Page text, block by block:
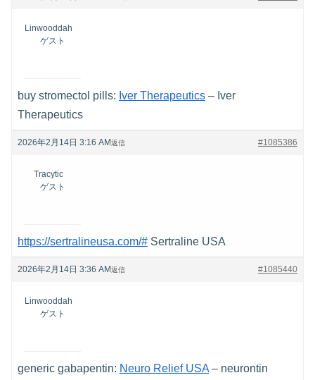
Linwooddah
ゲスト
buy stromectol pills: Iver Therapeutics – Iver
Therapeutics
2026年2月14日 3:16 AM #1085386
返信
Tracytic
ゲスト
https://sertralineusa.com/# Sertraline USA
2026年2月14日 3:36 AM #1085440
返信
Linwooddah
ゲスト
generic gabapentin: Neuro Relief USA – neurontin